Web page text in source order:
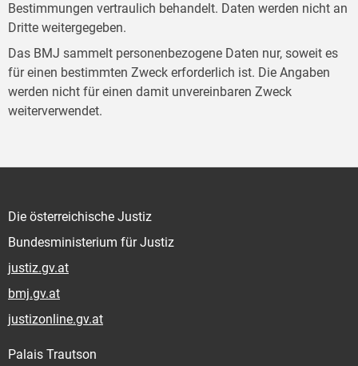
Bestimmungen vertraulich behandelt. Daten werden nicht an
Dritte weitergegeben.
Das BMJ sammelt personenbezogene Daten nur, soweit es
für einen bestimmten Zweck erforderlich ist. Die Angaben
werden nicht für einen damit unvereinbaren Zweck
weiterverwendet.
Die österreichische Justiz
Bundesministerium für Justiz
justiz.gv.at
bmj.gv.at
justizonline.gv.at
Palais Trautson